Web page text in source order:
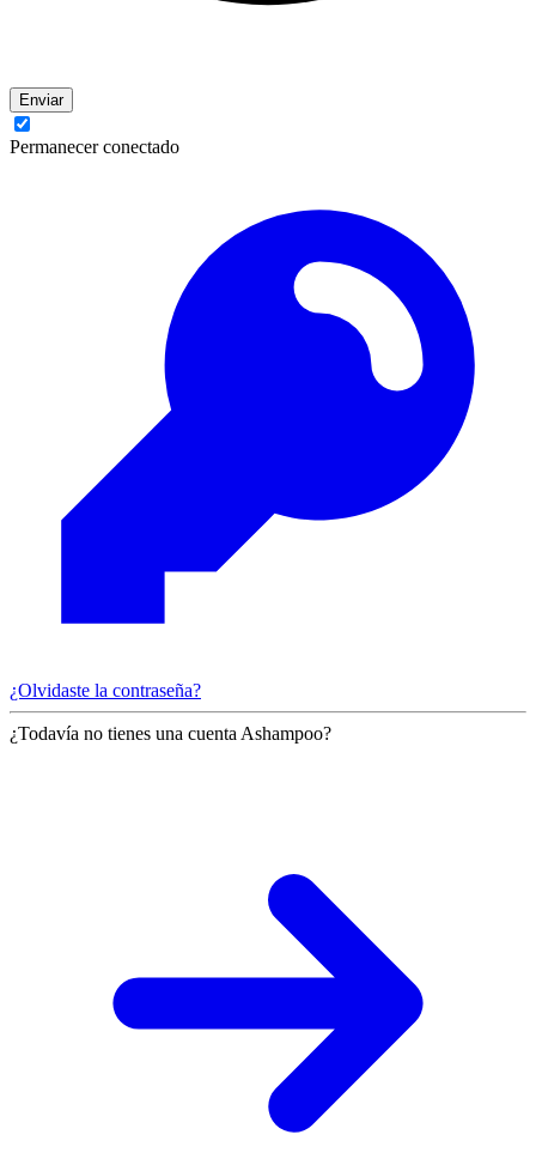
Enviar
Permanecer conectado
¿Olvidaste la contraseña?
¿Todavía no tienes una cuenta Ashampoo?